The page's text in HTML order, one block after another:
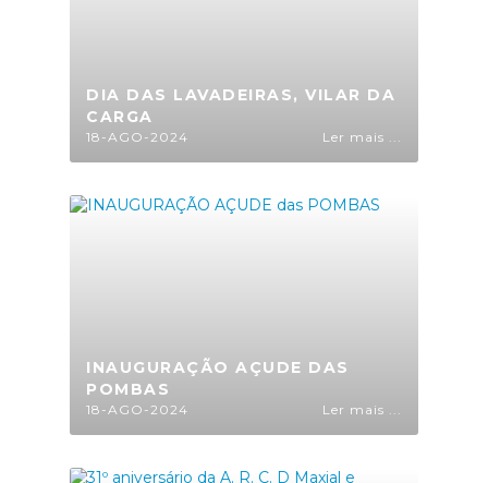
DIA DAS LAVADEIRAS, VILAR DA
CARGA
18-AGO-2024 Ler mais ...
INAUGURAÇÃO AÇUDE DAS
POMBAS
18-AGO-2024 Ler mais ...